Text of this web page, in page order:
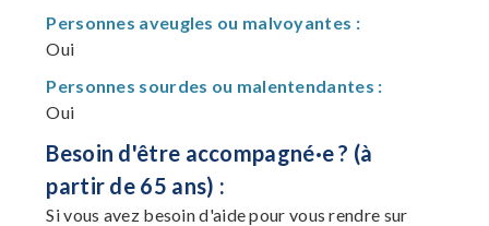
Personnes aveugles ou malvoyantes :
Oui
Personnes sourdes ou malentendantes :
Oui
Besoin d'être accompagné·e ? (à
partir de 65 ans) :
Si vous avez besoin d'aide pour vous rendre sur